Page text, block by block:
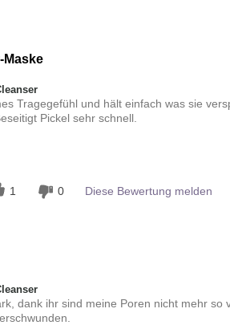
Tragegefühl und hält einfach was sie
Pickel sehr schnell.
1 0 Diese Bewertung melden
dank ihr sind meine Poren nicht mehr so